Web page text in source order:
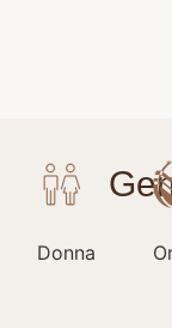
Donna